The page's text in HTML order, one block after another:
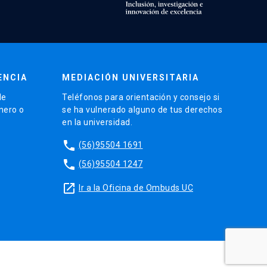
o
MEDIACIÓN UNIVERSITARIA
Teléfonos para orientación y consejo si
se ha vulnerado alguno de tus derechos
en la universidad.
phone (56)95504 1691
phone (56)95504 1247
launch Ir a la Oficina de Ombuds UC